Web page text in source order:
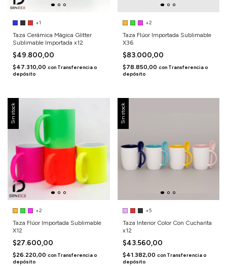
+1
Taza Cerámica Mágica Glitter
Sublimable Importada x12
$49.800,00
$47.310,00 con Transferencia o
depósito
+2
Taza Flúor Importada Sublimable
X36
$83.000,00
$78.850,00 con Transferencia o
depósito
Sin stock
+2
Taza Flúor Importada Sublimable
X12
$27.600,00
$26.220,00 con Transferencia o
depósito
Sin stock
+5
Taza Interior Color Con Cucharita
x12
$43.560,00
$41.382,00 con Transferencia o
depósito